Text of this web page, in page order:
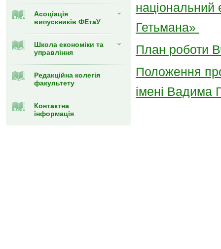
Асоціація
випускників ФЕтаУ
Школа економіки та
управління
Редакційна колегія
факультету
Контактна
інформація
національний
Гетьмана»
План роботи
Положення
імені Вадима